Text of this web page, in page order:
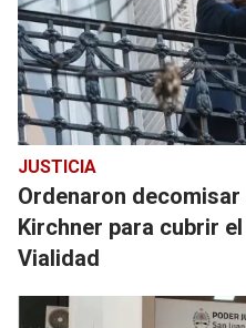
JUSTICIA
Ordenaron
Kirchner para cubrir
Vialidad